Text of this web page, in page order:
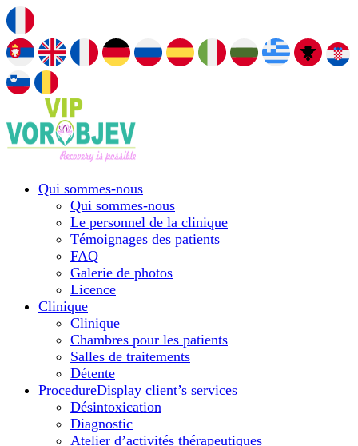
Qui sommes-nous
Qui sommes-nous
Le personnel de la clinique
Témoignages des patients
FAQ
Galerie de photos
Licence
Сlinique
Сlinique
Chambres pour les patients
Salles de traitements
Détente
ProcedureDisplay client’s services
Désintoxication
Diagnostic
Atelier d’activités thérapeutiques